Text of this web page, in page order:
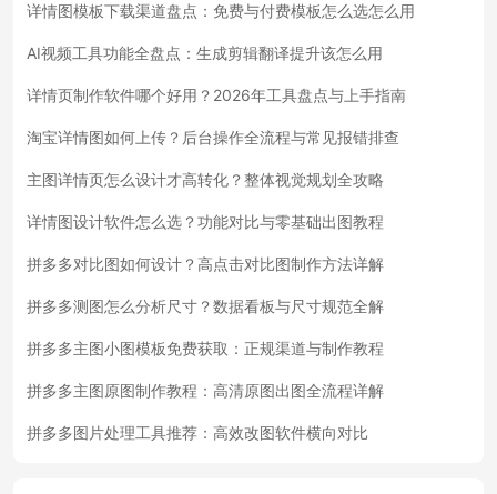
详情图模板下载渠道盘点：免费与付费模板怎么选怎么用
AI视频工具功能全盘点：生成剪辑翻译提升该怎么用
详情页制作软件哪个好用？2026年工具盘点与上手指南
淘宝详情图如何上传？后台操作全流程与常见报错排查
主图详情页怎么设计才高转化？整体视觉规划全攻略
详情图设计软件怎么选？功能对比与零基础出图教程
拼多多对比图如何设计？高点击对比图制作方法详解
拼多多测图怎么分析尺寸？数据看板与尺寸规范全解
拼多多主图小图模板免费获取：正规渠道与制作教程
拼多多主图原图制作教程：高清原图出图全流程详解
拼多多图片处理工具推荐：高效改图软件横向对比